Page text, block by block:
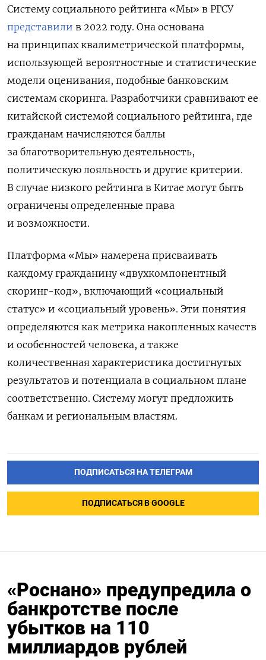
Систему социального рейтинга «Мы» в РГСУ
представили в 2022 году. Она основана
на принципах квалиметрической платформы,
использующей вероятностные и статистические
модели оценивания, подобные банковским
системам скоринга. Разработчики сравнивают ее
китайской системой социального рейтинга, где
гражданам начисляются баллы
за благотворительную деятельность,
политическую лояльность и другие критерии.
В случае низкого рейтинга в Китае могут быть
ограничены определенные права
и возможности.
Платформа «Мы» намерена присваивать
каждому гражданину «двухкомпонентный
скоринг-код», включающий «социальный
статус» и «социальный уровень». Эти понятия
определяются как метрика накопленных качеств
и особенностей человека, а также
количественная характеристика достигнутых
результатов и потенциала в социальном плане
соответственно. Систему могут предложить
банкам и региональным властям.
ПОДПИСАТЬСЯ НА ТЕЛЕГРАМ
ПОДПИСАТЬСЯ В GOOGLE
«Роснано» предупредила о
банкротстве после
убытков на 110
миллиардов рублей